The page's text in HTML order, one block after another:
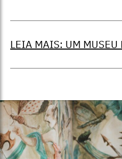
LEIA MAIS: UM MUSEU